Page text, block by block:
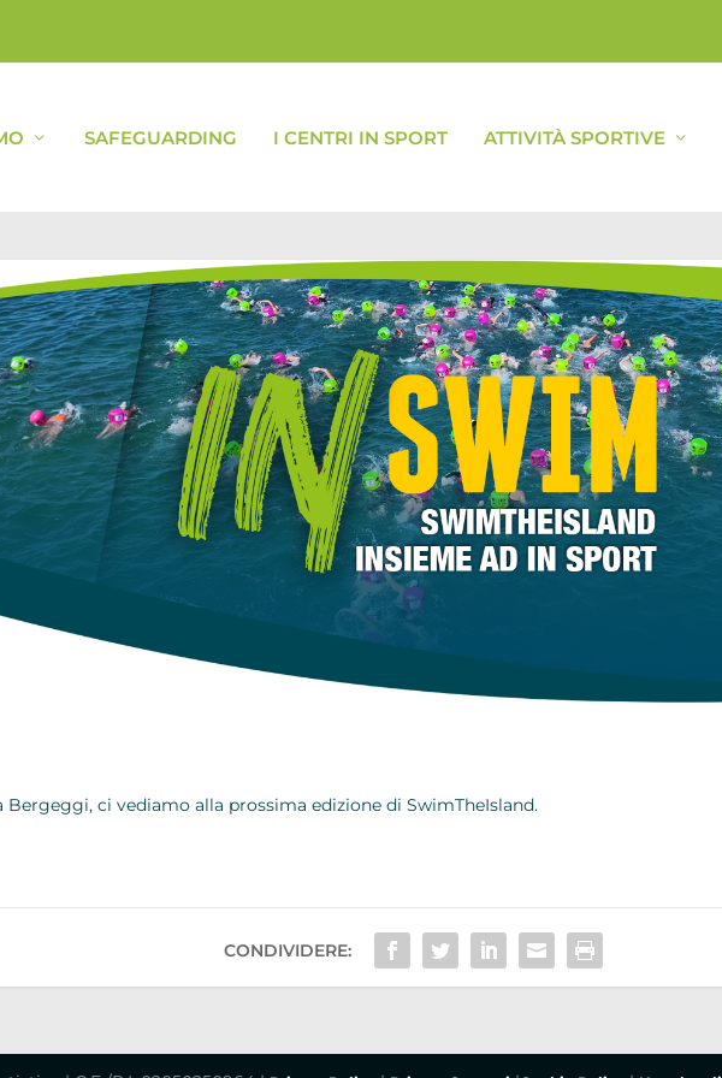
SAFEGUARDING I CENTRI IN SPORT ATTIVITÀ SPORTIVE
Bergeggi, ci vediamo alla prossima edizione di SwimTheIsland.
CONDIVIDERE: